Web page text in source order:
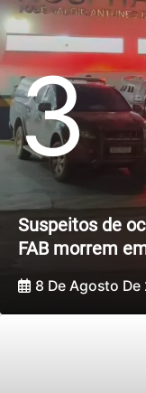
3
Suspeitos de
FAB morrem
8 De Agosto De